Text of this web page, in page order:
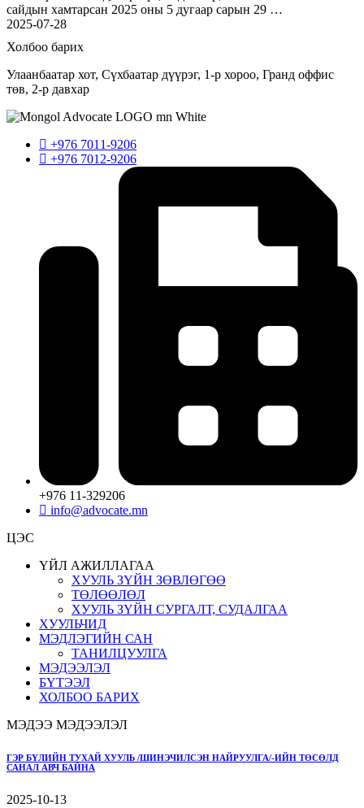
сайдын хамтарсан 2025 оны 5 дугаар сарын 29 …
2025-07-28
Холбоо барих
Улаанбаатар хот, Сүхбаатар дүүрэг, 1-р хороо, Гранд оффис
төв, 2-р давхар
+976 7011-9206
+976 7012-9206
+976 11-329206
info@advocate.mn
ЦЭС
ҮЙЛ АЖИЛЛАГАА
ХУУЛЬ ЗҮЙН ЗӨВЛӨГӨӨ
ТӨЛӨӨЛӨЛ
ХУУЛЬ ЗҮЙН СУРГАЛТ, СУДАЛГАА
ХУУЛЬЧИД
МЭДЛЭГИЙН САН
ТАНИЛЦУУЛГА
МЭДЭЭЛЭЛ
БҮТЭЭЛ
ХОЛБОО БАРИХ
МЭДЭЭ МЭДЭЭЛЭЛ
ГЭР БҮЛИЙН ТУХАЙ ХУУЛЬ /ШИНЭЧИЛСЭН НАЙРУУЛГА/-ИЙН ТӨСӨЛД
САНАЛ АВЧ БАЙНА
2025-10-13